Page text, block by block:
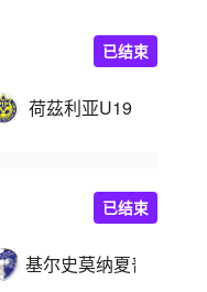
荷茲利亚U19
已结束
基尔史莫纳夏普尔U19
已结束